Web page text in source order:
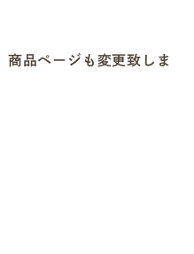
品ページも変更致しま